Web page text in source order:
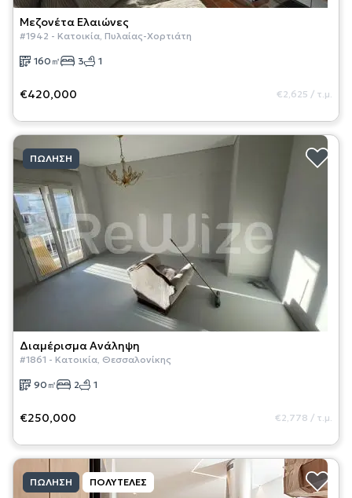
Μεζονέτα Ελαιώνες
#1942 - Κατοικία, Πυλαίας-Χορτιάτη
160 ㎡ 3 1
€420,000 €2,625 / τ.μ.
ΠΏΛΗΣΗ
ΔιαμέρισμαΑνάληψη
#1861 - Κατοικία, Θεσσαλονίκης
90 ㎡ 2 1
€250,000 €2,778 / τ.μ.
ΠΏΛΗΣΗ ΠΟΛΥΤΕΛΈΣ